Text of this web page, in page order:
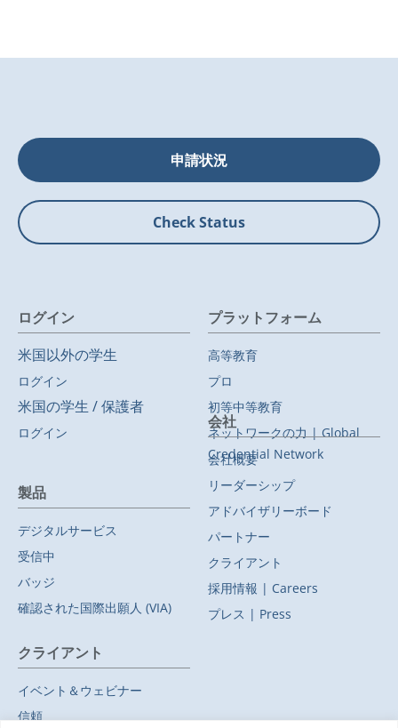
申請状況
Check Status
ログイン
米国以外の学生
ログイン
米国の学生 / 保護者
ログイン
プラットフォーム
高等教育
プロ
初等中等教育
ネットワークの力 | Global
Credential Network
製品
デジタルサービス
受信中
バッジ
確認された国際出願人 (VIA)
会社
会社概要
リーダーシップ
アドバイザリーボード
パートナー
クライアント
採用情報 | Careers
プレス | Press
クライアント
イベント＆ウェビナー
信頼